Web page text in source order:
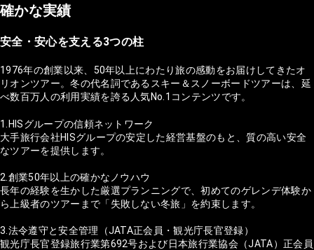
確かな実績
安全・安心を支える3つの柱
1976年の創業以来、50年以上にわたり旅の感動をお届けしてきたオ
リオンツアー。冬の代名詞であるスキー＆スノーボードツアーは、延
べ数百万人の利用実績を誇る人気No.1コンテンツです。
1.HISグループの信頼ネットワーク
大手旅行会社HISグループの安定した経営基盤のもと、質の高い安全
なツアーを提供します。
2.創業50年以上の確かなノウハウ
長年の経験を生かした厳選プランニングで、初めてのゲレンデ体験か
ら上級者のツアーまで「失敗しない冬旅」を約束します。
3.法令遵守と安全管理（JATA正会員・観光庁長官登録）
観光庁長官登録旅行業第692号および日本旅行業協会（JATA）正会員